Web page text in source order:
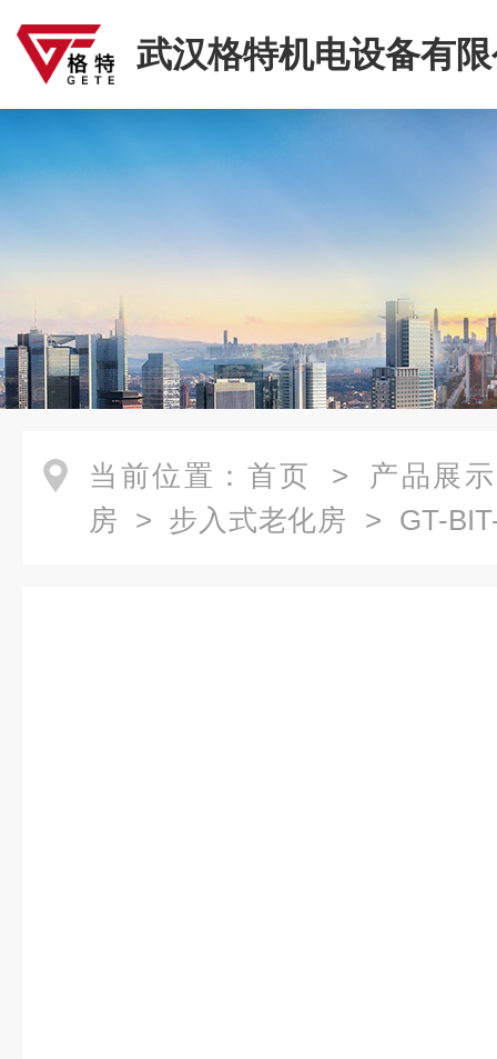
武汉格特机电设备有
当前位置： 首页 > 产品展示
房 > 步入式老化房 > GT-